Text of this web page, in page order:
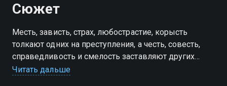
Сюжет
Месть, зависть, страх, любострастие, корысть
толкают одних на преступления, а честь, совесть,
справедливость и смелость заставляют других
противостоять злу. Герои "великолепной пятёрки"
Читать дальше